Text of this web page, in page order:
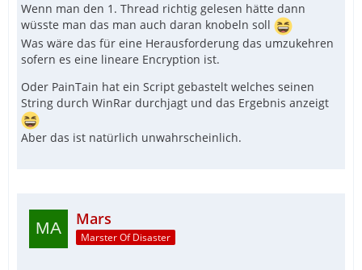
Wenn man den 1. Thread richtig gelesen hätte dann
wüsste man das man auch daran knobeln soll
Was wäre das für eine Herausforderung das umzukehren
sofern es eine lineare Encryption ist.
Oder PainTain hat ein Script gebastelt welches seinen
String durch WinRar durchjagt und das Ergebnis anzeigt
Aber das ist natürlich unwahrscheinlich.
Mars
Marster Of Disaster